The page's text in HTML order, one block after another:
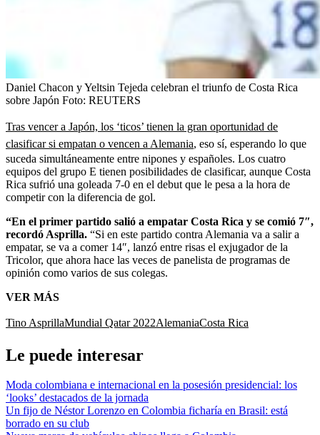
Daniel Chacon y Yeltsin Tejeda celebran el triunfo de Costa Rica
sobre Japón Foto: REUTERS
Tras vencer a Japón, los ‘ticos’ tienen la gran oportunidad de
clasificar si empatan o vencen a Alemania, eso sí, esperando lo que
suceda simultáneamente entre nipones y españoles. Los cuatro
equipos del grupo E tienen posibilidades de clasificar, aunque Costa
Rica sufrió una goleada 7-0 en el debut que le pesa a la hora de
competir con la diferencia de gol.
“En el primer partido salió a empatar Costa Rica y se comió 7″,
recordó Asprilla. “Si en este partido contra Alemania va a salir a
empatar, se va a comer 14″, lanzó entre risas el exjugador de la
Tricolor, que ahora hace las veces de panelista de programas de
opinión como varios de sus colegas.
VER MÁS
Tino AsprillaMundial Qatar 2022AlemaniaCosta Rica
Le puede interesar
Moda colombiana e internacional en la posesión presidencial: los
‘looks’ destacados de la jornada
Un fijo de Néstor Lorenzo en Colombia ficharía en Brasil: está
borrado en su club